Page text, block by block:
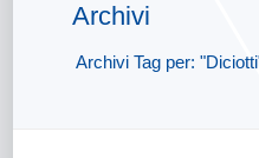
Archivi
Archivi Tag per: